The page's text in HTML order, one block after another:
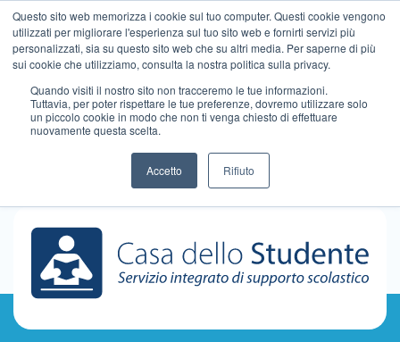
Questo sito web memorizza i cookie sul tuo computer. Questi cookie vengono
utilizzati per migliorare l'esperienza sul tuo sito web e fornirti servizi più
personalizzati, sia su questo sito web che su altri media. Per saperne di più
sui cookie che utilizziamo, consulta la nostra politica sulla privacy.
Quando visiti il ​​nostro sito non tracceremo le tue informazioni.
Tuttavia, per poter rispettare le tue preferenze, dovremo utilizzare solo
un piccolo cookie in modo che non ti venga chiesto di effettuare
nuovamente questa scelta.
Accetto Rifiuto